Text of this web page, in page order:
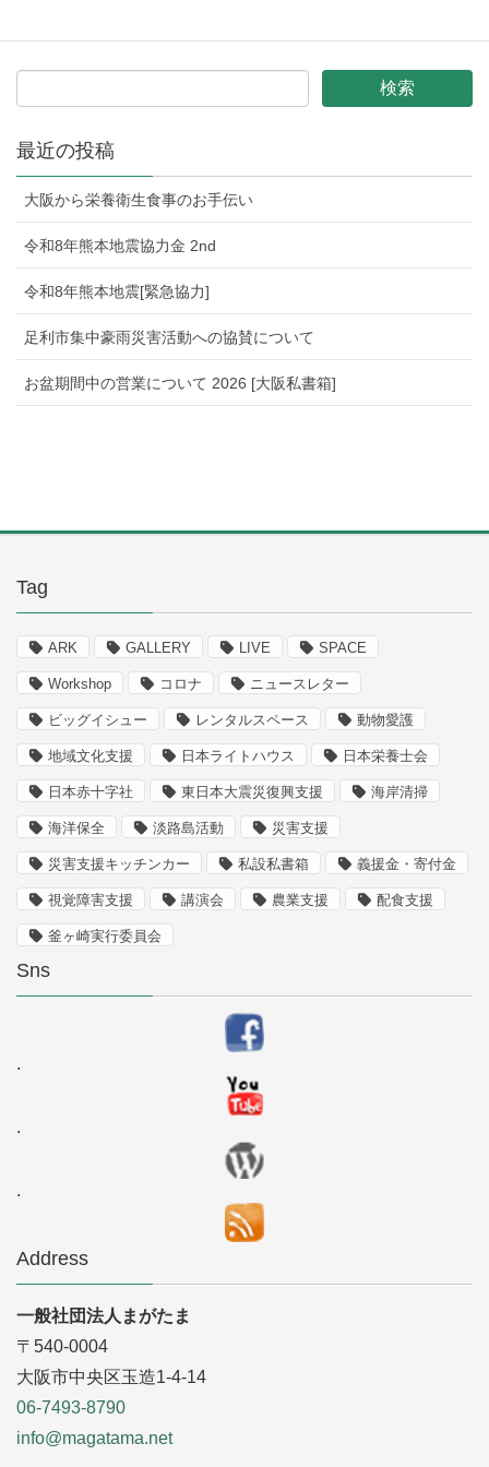
最近の投稿
大阪から栄養衛生食事のお手伝い
令和8年熊本地震協力金 2nd
令和8年熊本地震[緊急協力]
足利市集中豪雨災害活動への協賛について
お盆期間中の営業について 2026 [大阪私書箱]
Tag
ARK GALLERY LIVE SPACE
Workshop コロナ ニュースレター
ビッグイシュー レンタルスペース 動物愛護
地域文化支援 日本ライトハウス 日本栄養士会
日本赤十字社 東日本大震災復興支援 海岸清掃
海洋保全 淡路島活動 災害支援
災害支援キッチンカー 私設私書箱 義援金・寄付金
視覚障害支援 講演会 農業支援 配食支援
釜ヶ崎実行委員会
Sns
.
.
.
Address
一般社団法人まがたま
〒540-0004
大阪市中央区玉造1-4-14
06-7493-8790
info@magatama.net